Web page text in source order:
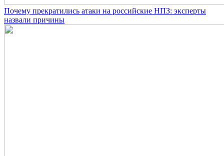
Почему прекратились атаки на российские НПЗ: эксперты
назвали причины